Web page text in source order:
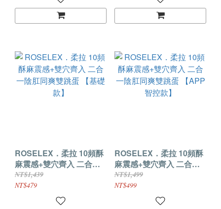
ROSELEX．柔拉 10頻酥
麻震感+雙穴齊入 二合一
陰肛同爽雙跳蛋 【基礎
款】
NT$1,439
NT$479
ROSELEX．柔拉 10頻酥
麻震感+雙穴齊入 二合一
陰肛同爽雙跳蛋 【APP智
控款】
NT$1,499
NT$499